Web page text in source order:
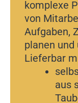
komplexe
von
Aufgaben,
planen
Lieferbar
aus